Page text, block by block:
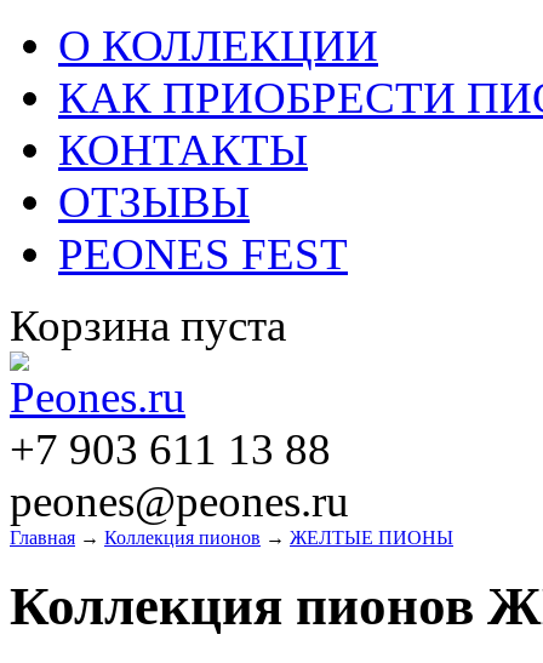
О КОЛЛЕКЦИИ
КАК ПРИОБРЕСТИ
КОНТАКТЫ
ОТЗЫВЫ
PEONES FEST
Корзина пуста
+7 903 611 13 88
peones@peones.ru
Главная → Коллекция пионов → ЖЕЛТЫЕ ПИОНЫ
Коллекция